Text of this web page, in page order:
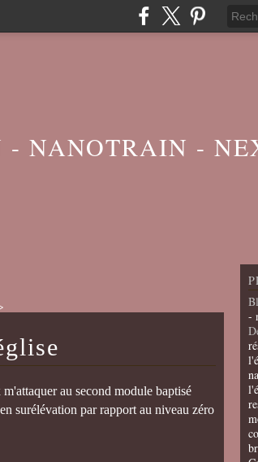
- NANOTRAIN -
au second module baptisé
surélévation par rapport au niveau zéro
-